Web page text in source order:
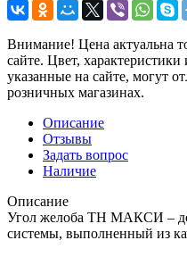
Внимание! Цена актуальна
сайте. Цвет,
указанные на сайте, могут
розничных магазинах.
Описание
Отзывы
Задать вопрос
Наличие
Описание
Угол желоба ТН МАКСИ –
системы, выполненный из